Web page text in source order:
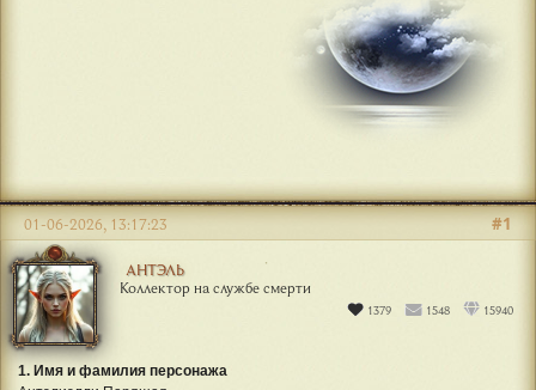
АНТЭЛЬ
Коллектор на службе смерти
1379 1548 15940
#1
01-06-2026, 13:17:23
1. Имя и фамилия персонажа